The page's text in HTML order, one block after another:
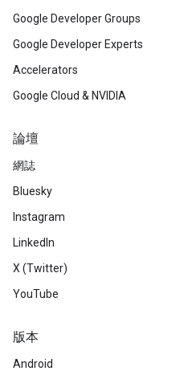
Google Developer Groups
Google Developer Experts
Accelerators
Google Cloud & NVIDIA
論壇
網誌
Bluesky
Instagram
LinkedIn
X (Twitter)
YouTube
版本
Android